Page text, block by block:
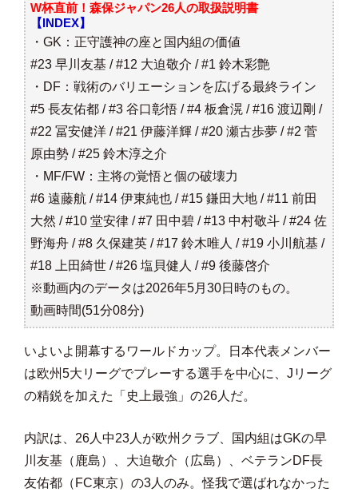
W杯直前！森保ジャパン26人の取扱説明書
【INDEX】
・GK：正守護神の座と国内組の価値
#23 早川友基 / #12 大迫敬介 / #1 鈴木彩艶
・DF：戦術のバリエーションを広げる最終ライン
#5 長友佑都 / #3 谷口彰悟 / #4 板倉滉 / #16 渡辺剛 /
#22 冨安健洋 / #21 伊藤洋輝 / #20 瀬古歩夢 / #2 菅
原由勢 / #25 鈴木淳之介
・MF/FW：主将の覚悟と個の破壊力
#6 遠藤航 / #14 伊東純也 / #15 鎌田大地 / #11 前田
大然 / #10 堂安律 / #7 田中碧 / #13 中村敬斗 / #24 佐
野海舟 / #8 久保建英 / #17 鈴木唯人 / #19 小川航基 /
#18 上田綺世 / #26 塩貝健人 / #9 後藤啓介
※動画内のデータは2026年5月30日時のもの。
動画時間(51分08分)
いよいよ開幕するワールドカップ。日本代表メンバー
は欧州5大リーグでプレーする選手を中心に、Jリーグ
の精鋭を加えた「史上最強」の26人だ。
内訳は、26人中23人が欧州クラブ、国内組はGKの早
川友基（鹿島）、大迫敬介（広島）、ベテランDF長
友佑都（FC東京）の3人のみ。怪我で選ばれなかった